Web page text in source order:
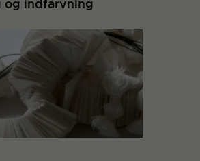
og indfarvning